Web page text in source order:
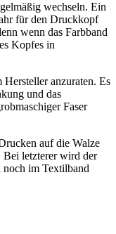
wechseln. Ein
für den Druckkopf
wenn das Farbband
Kopfes in
anzuraten. Es
und das
Faser
auf die Walze
Bei letzterer wird der
im Textilband